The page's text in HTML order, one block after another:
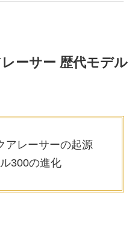
ーサー 歴代モデル
アレーサーの起源
300の進化